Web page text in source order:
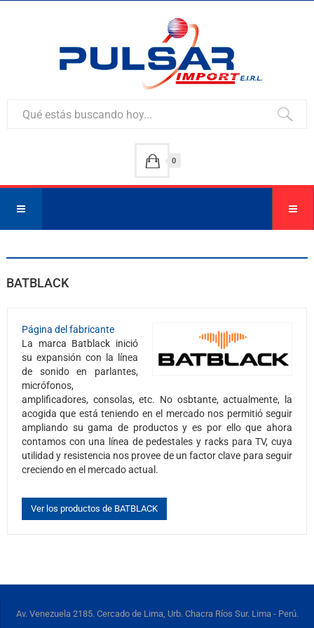
0
BATBLACK
Página del fabricante
La marca Batblack inició
su expansión con la línea
de sonido en parlantes,
micrófonos,
amplificadores, consolas, etc. No osbtante, actualmente, la
acogida que está teniendo en el mercado nos permitió seguir
ampliando su gama de productos y es por ello que ahora
contamos con una línea de pedestales y racks para TV, cuya
utilidad y resistencia nos provee de un factor clave para seguir
creciendo en el mercado actual.
Ver los productos de BATBLACK
Av. Venezuela 2185. Cercado de Lima, Urb. Chacra Ríos Sur. Lima - Perú.